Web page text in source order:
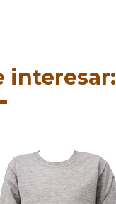
interesar: